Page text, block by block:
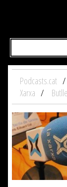
Podcasts.cat
Xarxa